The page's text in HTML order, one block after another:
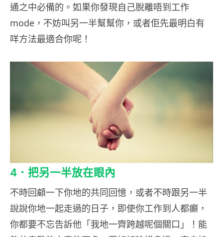
通之中必備的。如果你發現自己脫離唔到工作
mode，不妨叫另一半幫幫你，或者佢先最明白有
咩方法最適合你呢！
4．把另一半放在眼內
不時回顧一下你地的共同回憶，或者不時跟另一半
說說你地一起走過的日子，即使你工作到人都癲，
你都要不忘告訴他「我地一齊跨越呢個關口」！能